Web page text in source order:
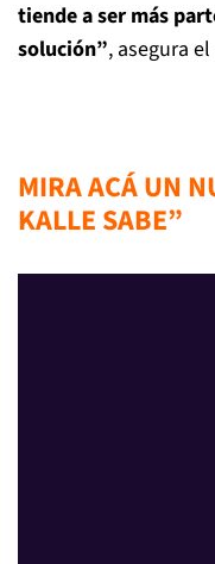
tiende a ser más
solución”, asegura
MIRA ACÁ UN
KALLE SABE”